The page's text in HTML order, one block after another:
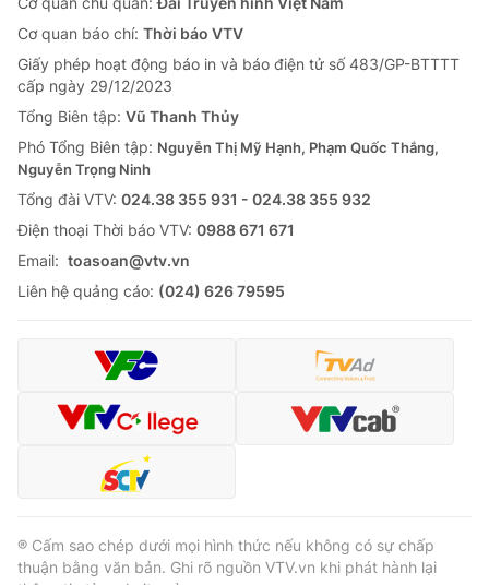
Chất lượng cuộc sống
Tuyển sinh
Học trực tuyến
Công nghệ
Hitech Công nghệ tương lai
Sản phẩm
Thị trường
Tư vấn
Giao lưu trực tuyến
Lịch phát sóng
Chuyên mục khác
Emagazine Podcast
Video Shorts video
VTV Money
VTV Sức khoẻ Bất động sản
Cơ quan báo chí: Thời báo VTV
Giấy phép hoạt động báo in và báo điện tử số 483/GP-BTTTT
cấp ngày 29/12/2023
Tổng Biên tập: Vũ Thanh Thủy
Phó Tổng Biên tập: Nguyễn Thị Mỹ Hạnh, Phạm Quốc Thắng,
Nguyễn Trọng Ninh
Tổng đài VTV: 024.38 355 931 - 024.38 355 932
Ðiện thoại Thời báo VTV: 0988 671 671
Email: toasoan@vtv.vn
Liên hệ quảng cáo: (024) 626 79595
® Cấm sao chép dưới mọi hình thức nếu không có sự chấp
thuận bằng văn bản. Ghi rõ nguồn VTV.vn khi phát hành lại